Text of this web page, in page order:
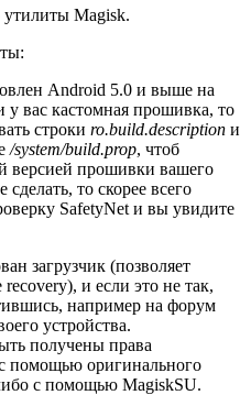
Magisk.
Android 5.0 и выше на
вас кастомная прошивка, то
строки ro.build.description и
/system/build.prop, чтоб
версией прошивки вашего
сделать, то скорее всего
SafetyNet и вы увидите
загрузчик (позволяет
и если это не так,
например на форум
устройства.
получены права
помощью оригинального
с помощью MagiskSU.